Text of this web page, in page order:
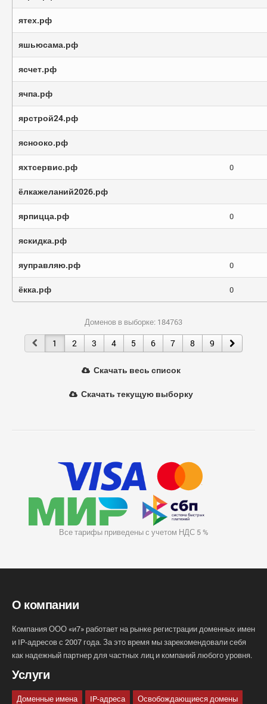
ятех.рф
яшьюсама.рф
ясчет.рф
ячпа.рф
ярстрой24.рф
яснооко.рф
яхтсервис.рф 0
ёлкажеланий2026.рф
ярпицца.рф 0
яскидка.рф
яуправляю.рф 0
ёкка.рф 0
Доменов в выборке: 184763
1 2 3 4 5 6 7 8 9
Скачать весь список
Скачать текущую выборку
Все тарифы приведены с учетом НДС 5 %
О компании
Компания ООО «и7» работает на рынке регистрации доменных имен
и IP-адресов с 2007 года. За это время мы зарекомендовали себя
как надежный партнер для частных лиц и компаний любого уровня.
Услуги
Доменные имена IP-адреса Освобождающиеся домены